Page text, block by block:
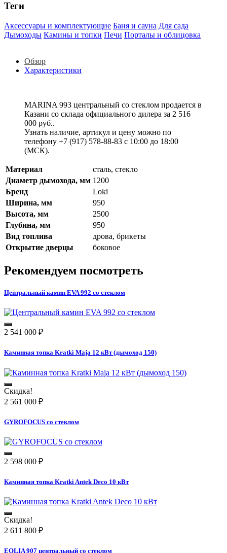
Теги
Аксессуары и комплектующие Баня и сауна Для сада
Дымоходы Камины и топки Печи Порталы и облицовка
Обзор
Характеристики
MARINA 993 центральный со стеклом продается в
Казани со склада официального дилера за 2 516
000 руб..
Узнать наличие, артикул и цену можно по
телефону +7 (917) 578-88-83 с 10:00 до 18:00
(МСК).
Материал
сталь, стекло
Диаметр дымохода, мм 1200
Бренд
Loki
Ширина, мм
950
Высота, мм
2500
Глубина, мм
950
Вид топлива
дрова, брикеты
Открытие дверцы
боковое
Рекомендуем посмотреть
Центральный камин EVA 992 со стеклом
2 541 000 ₽
Каминная топка Kratki Maja 12 кВт (дымоход 150)
Скидка!
2 561 000 ₽
GYROFOCUS со стеклом
2 598 000 ₽
Каминная топка Kratki Antek Deco 10 кВт
Скидка!
2 611 800 ₽
EOLIA 907 центральный со стеклом